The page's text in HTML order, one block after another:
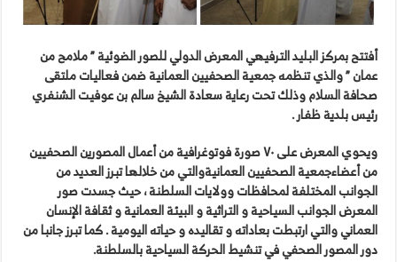
أفتتحبمركزالبليدالترفيهيالمعرضالدوليللصورالضوئية”ملامحمن
عمان”والذيتنظمهجمعيةالصحفيينالعمانيةضمنفعالياتملتقى
صحافةالسلاموذلكتحترعايةسعادةالشيخسالمبنعوفيتالشنفري
رئيسبلديةظفار.
ويحويالمعرضعلى٧٠صورةفوتوغرافيةمنأعمالالمصورينالصحفيين
منأعضاءجمعيةالصحفيينالعمانيةوالتيمنخلالهاتبرزالعديدمن
الجوانبالمختلفةلمحافظاتوولاياتالسلطنة،حيثجسدتصور
المعرضالجوانبالسياحيةوالتراثيةوالبيئةالعمانيةوثقافةالإنسان
العمانيوالتيارتبطتبعاداتهوتقاليدهوحياتهاليومية.كماتبرزجانبامن
دورالمصورالصحفيفيتنشيطالحركةالسياحيةبالسلطنة.